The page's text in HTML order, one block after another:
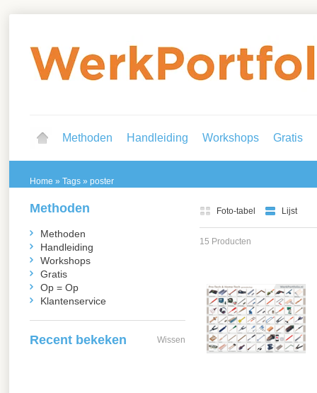
Methoden Handleiding Workshops Gratis
Home » Tags » poster
Foto-tabel Lijst
15 Producten
Methoden
Methoden
Handleiding
Workshops
Gratis
Op = Op
Klantenservice
Recent bekeken Wissen